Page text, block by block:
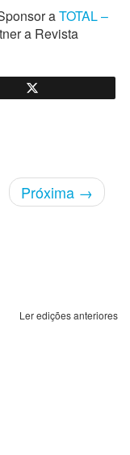
aTOTAL –
a Revista
Próxima →
Ler edições anteriores